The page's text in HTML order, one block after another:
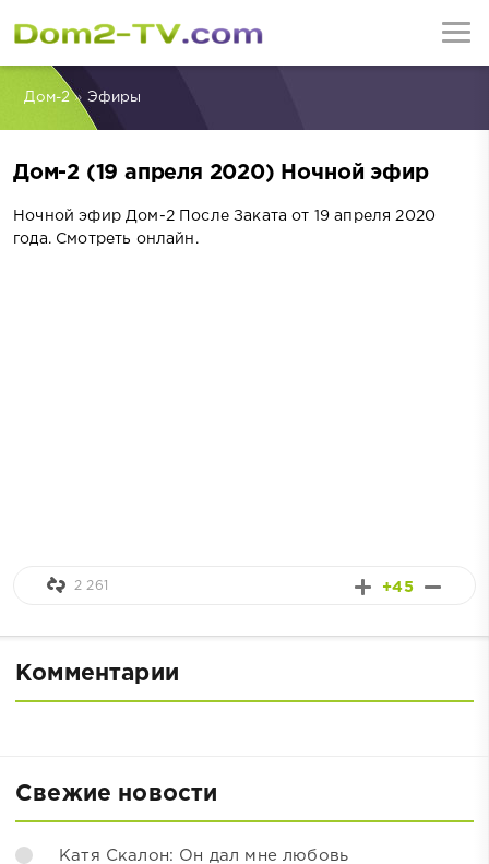
Дом-2» Эфиры
Дом-2 (19 апреля 2020) Ночной эфир
Ночной эфир Дом-2 После Заката от 19 апреля 2020
года. Смотреть онлайн.
+45
2 261
Комментарии
Свежие новости
Катя Скалон: Он дал мне любовь